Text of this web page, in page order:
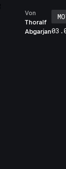
Thoralf
Abgarjan
Von